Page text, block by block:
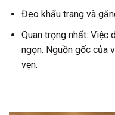
Đeo khẩu trang và
Quan trọng nhất: Việc
ngọn. Nguồn gốc của
vẹn.